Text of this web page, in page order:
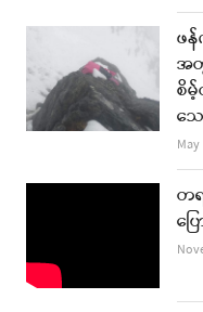
ဖန်
အ
စိ
သေ
တ
ပြ